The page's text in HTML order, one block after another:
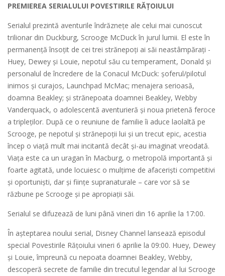
PREMIEREA SERIALULUI POVESTIRILE RĂȚOIULUI
Serialul prezintă aventurile îndrăznețe ale celui mai cunoscut
trilionar din Duckburg, Scrooge McDuck în jurul lumii. El este în
permanență însoțit de cei trei strănepoți ai săi neastâmpărați -
Huey, Dewey și Louie, nepotul său cu temperament, Donald și
personalul de încredere de la Conacul McDuck: șoferul/pilotul
inimos și curajos, Launchpad McMac; menajera serioasă,
doamna Beakley; și strănepoata doamnei Beakley, Webby
Vanderquack, o adolescentă aventurieră și noua prietenă feroce
a tripleților. După ce o reuniune de familie îi aduce laolaltă pe
Scrooge, pe nepotul și strănepoții lui și un trecut epic, acestia
încep o viață mult mai incitantă decât și-au imaginat vreodată.
Viața este ca un uragan în Macburg, o metropolă importantă și
foarte agitată, unde locuiesc o mulțime de afaceriști competitivi
și oportuniști, dar și ființe supranaturale – care vor să se
răzbune pe Scrooge și pe apropiații săi.
Serialul se difuzează de luni până vineri din 16 aprilie la 17:00.
În așteptarea noului serial, Disney Channel lansează episodul
special Povestirile Rățoiului vineri 6 aprilie la 09:00. Huey, Dewey
şi Louie, împreună cu nepoata doamnei Beakley, Webby,
descoperă secrete de familie din trecutul legendar al lui Scrooge